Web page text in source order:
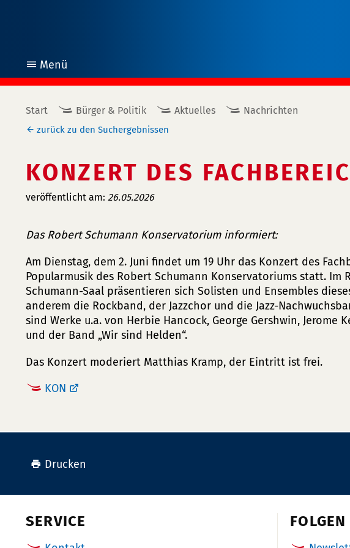
Menü
öffnen
Start Bürger & Politik Aktuelles Nachrichten
zurück zu den Suchergebnissen
KONZERT DES
veröffentlicht am: 26.05.2026
Das Robert Schumann Konservatorium informiert:
Am Dienstag, dem 2. Juni findet um 19 Uhr das Konzert des
Popularmusik des Robert Schumann Konservatoriums statt. Im
Schumann-Saal präsentieren sich Solisten und Ensembles
anderem die Rockband, der Jazzchor und die Jazz-
sind Werke u.a. von Herbie Hancock, George Gershwin, Jerome
und der Band „Wir sind Helden“.
Das Konzert moderiert Matthias Kramp, der Eintritt ist frei.
KON
Drucken
SERVICE